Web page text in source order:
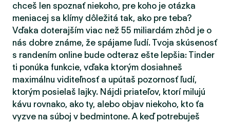
chceš len spoznať niekoho, pre koho je otázka
meniacej sa klímy dôležitá tak, ako pre teba?
Vďaka doterajším viac než 55 miliardám zhôd je o
nás dobre známe, že spájame ľudí. Tvoja skúsenosť
s randením online bude odteraz ešte lepšia: Tinder
ti ponúka funkcie, vďaka ktorým dosiahneš
maximálnu viditeľnosť a upútaš pozornosť ľudí,
ktorým posielaš lajky. Nájdi priateľov, ktorí milujú
kávu rovnako, ako ty, alebo objav niekoho, kto ťa
vyzve na súboj v bedmintone. A keď potrebuješ